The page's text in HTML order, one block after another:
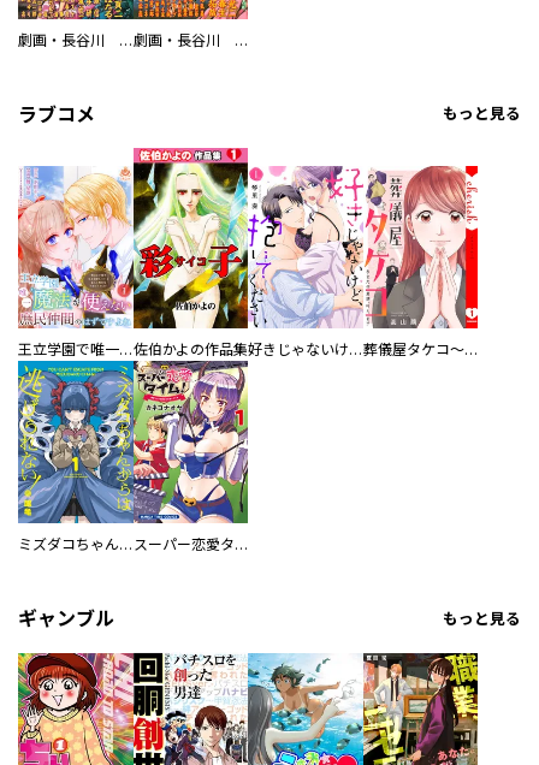
劇画・長谷川 伸シリーズ 一本刀土俵入 劇画・長谷川 伸シリーズ 沓掛時次郎
ラブコメ もっと見る
王立学園で唯一魔法が使えない庶民仲間のはずですよね～実は王子様で私を溺愛しているなんて告白はやめてください～佐伯かよの作品集 好きじゃないけど、抱いてください【電子単行本版／特典おまけ付き】 葬儀屋タケコ～あなたの最期、叶えます【電子単行本版】
ミズダコちゃんからは逃げられない！ スーパー恋愛タイム！～現場でドＳな彼女は自宅でデレる～
ギャンブル もっと見る